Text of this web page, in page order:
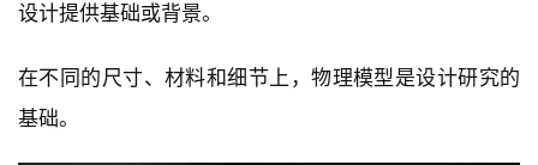
设计提供基础或背景。
在不同的尺寸、材料和细节上，物理模型是设计研究的
基础。